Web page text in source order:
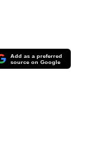
Add as a preferred
source on Google